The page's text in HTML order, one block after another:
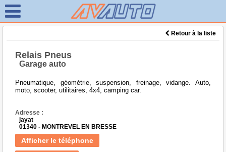
Retour à la liste
Relais Pneus
Garage auto
Pneumatique, géométrie, suspension, freinage, vidange. Auto,
moto, scooter, utilitaires, 4x4, camping car.
Adresse :
jayat
01340 - MONTREVEL EN BRESSE
Afficher le téléphone